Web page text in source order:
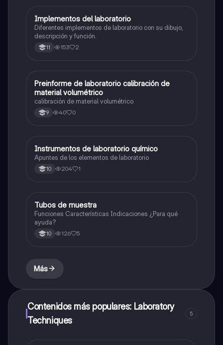
Química
Implementos del laboratorio
Diferentes implementos de laboratorio con su dibujo,
descripción y función.
11 153 2
Química
Preinforme de laboratorio calibración de
material volumétrico
calibración de material volumétrico
9 40 0
Química
Instrumentos de laboratorio químico
Apuntes de los elementos de laboratorio
10 204 1
Química
Tubos de muestra
Funciones Características Indicaciones ¿Para qué
ayuda?
10 126 5
Más
Contenidos más populares: Laboratory
Techniques
5